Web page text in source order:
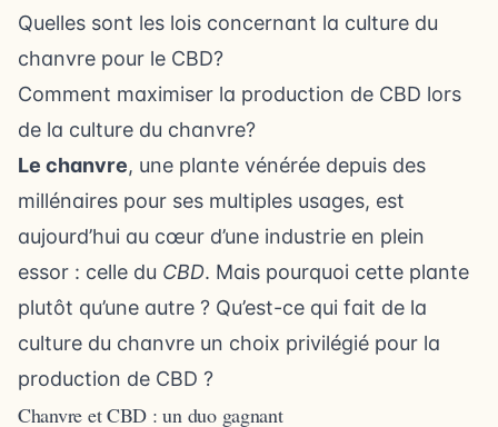
Quelles sont les lois concernant la culture du
chanvre pour le CBD?
Comment maximiser la production de CBD lors
de la culture du chanvre?
Le chanvre, une plante vénérée depuis des
millénaires pour ses multiples usages, est
aujourd’hui au cœur d’une industrie en plein
essor : celle du CBD. Mais pourquoi cette plante
plutôt qu’une autre ? Qu’est-ce qui fait de la
culture du chanvre un choix privilégié pour la
production de CBD ?
Chanvre et CBD : un duo gagnant